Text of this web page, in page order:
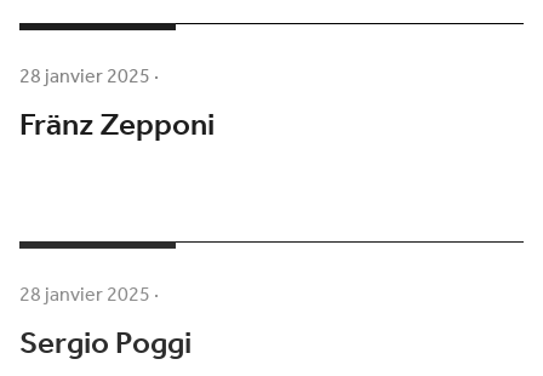
28 janvier 2025·
Fränz Zepponi
28 janvier 2025·
Sergio Poggi